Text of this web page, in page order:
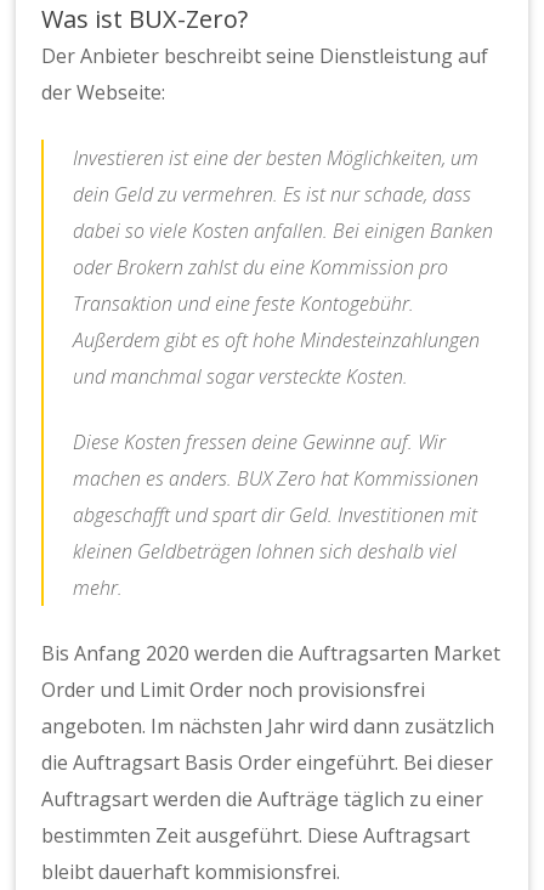
Was ist BUX-Zero?
Der Anbieter beschreibt seine Dienstleistung auf
der Webseite:
Investieren ist eine der besten Möglichkeiten, um
dein Geld zu vermehren. Es ist nur schade, dass
dabei so viele Kosten anfallen. Bei einigen Banken
oder Brokern zahlst du eine Kommission pro
Transaktion und eine feste Kontogebühr.
Außerdem gibt es oft hohe Mindesteinzahlungen
und manchmal sogar versteckte Kosten.
Diese Kosten fressen deine Gewinne auf. Wir
machen es anders. BUX Zero hat Kommissionen
abgeschafft und spart dir Geld. Investitionen mit
kleinen Geldbeträgen lohnen sich deshalb viel
mehr.
Bis Anfang 2020 werden die Auftragsarten Market
Order und Limit Order noch provisionsfrei
angeboten. Im nächsten Jahr wird dann zusätzlich
die Auftragsart Basis Order eingeführt. Bei dieser
Auftragsart werden die Aufträge täglich zu einer
bestimmten Zeit ausgeführt. Diese Auftragsart
bleibt dauerhaft kommisionsfrei.